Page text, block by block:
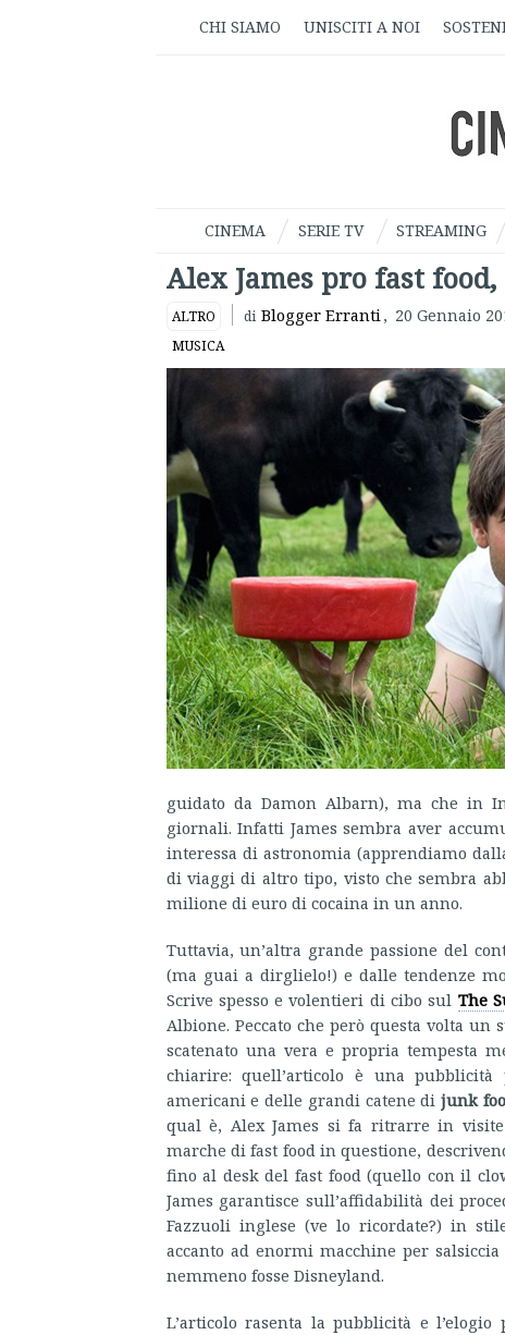
CHI SIAMO UNISCITI A NOI
CINEMA SERIE TV STREAMING
Alex James pro fast
ALTRO di Blogger Erranti, 20 Gennaio
MUSICA
guidato da Damon Albarn), ma che in
giornali. Infatti James sembra aver
interessa di astronomia (apprendiamo
di viaggi di altro tipo, visto che sembra
milione di euro di cocaina in un anno.
Tuttavia, un’altra grande passione del
(ma guai a dirglielo!) e dalle tendenze
Scrive spesso e volentieri di cibo sul The
Albione. Peccato che però questa volta un
scatenato una vera e propria tempesta
chiarire: quell’articolo è una
americani e delle grandi catene dijunk
qual è, Alex James si fa ritrarre in
marche di fast food in questione,
fino al desk del fast food (quello con il
James garantisce sull’affidabilità dei
Fazzuoli inglese (ve lo ricordate?) in
accanto ad enormi macchine per
nemmeno fosse Disneyland.
L’articolo rasenta la pubblicità e